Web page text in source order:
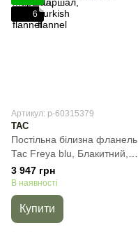
6
Артикул: p-60315379
TAC
Постільна білизна фланель
Тас Freya blu, Блакитний,
50х70см (2шт), Євро,
200х220 см, 160х200 см (на
резинці)
3 947 грн
В наявності
Купити